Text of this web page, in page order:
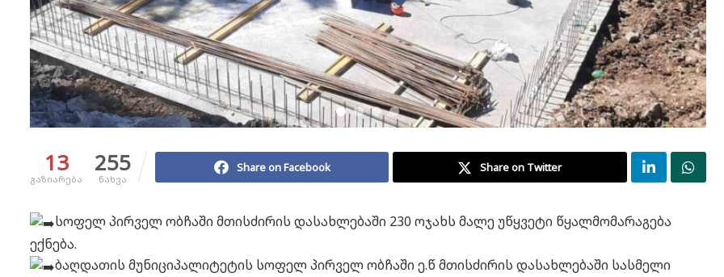
13
გაზიარება
255
ნახვა
Share on Facebook Share on Twitter
სოფელ პირველ ობჩაში მთისძირის დასახლებაში 230 ოჯახს მალე უწყვეტი წყალმომარაგება
ექნება.
ბაღდათის მუნიციპალიტეტის სოფელ პირველ ობჩაში ე.წ მთისძირის დასახლებაში სასმელი